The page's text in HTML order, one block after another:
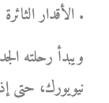
الأقدار الثائرة في وجهه .
ويبدأ رحلته
نيويورك، حتى